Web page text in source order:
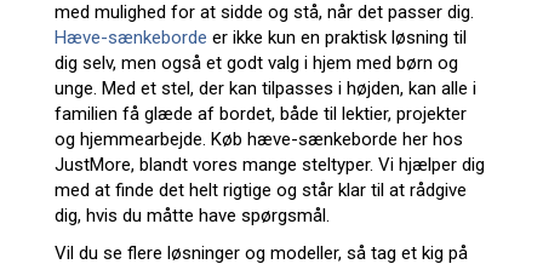
med mulighed for at sidde og stå, når det passer dig.
Hæve-sænkeborde er ikke kun en praktisk løsning til
dig selv, men også et godt valg i hjem med børn og
unge. Med et stel, der kan tilpasses i højden, kan alle i
familien få glæde af bordet, både til lektier, projekter
og hjemmearbejde. Køb hæve-sænkeborde her hos
JustMore, blandt vores mange steltyper. Vi hjælper dig
med at finde det helt rigtige og står klar til at rådgive
dig, hvis du måtte have spørgsmål.
Vil du se flere løsninger og modeller, så tag et kig på